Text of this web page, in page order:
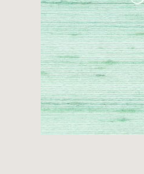
Es sind
Merkliste.